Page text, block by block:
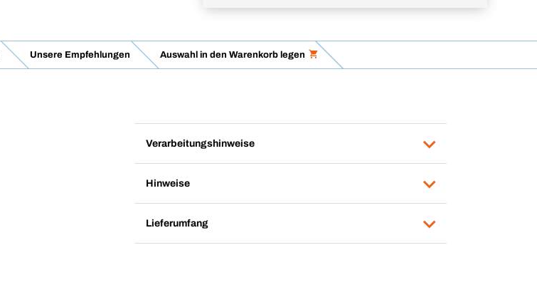
Unsere Empfehlungen Auswahl in den Warenkorb legen
Verarbeitungshinweise
Hinweise
Lieferumfang